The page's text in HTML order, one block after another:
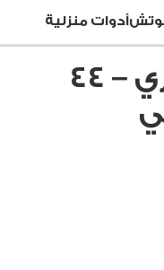
أدوات منزلية
SPH طقم الميلامين بفاري – ٤٤